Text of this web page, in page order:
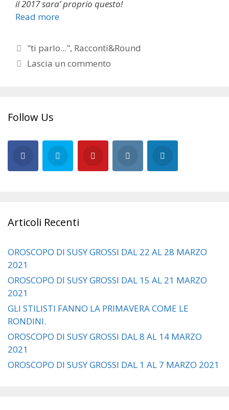
il 2017 sara’ proprio questo!
Read more
Categorie
"ti parlo...", Racconti&Round
Lascia un commento
Follow Us
Articoli Recenti
OROSCOPO DI SUSY GROSSI DAL 22 AL 28 MARZO
2021
OROSCOPO DI SUSY GROSSI DAL 15 AL 21 MARZO
2021
GLI STILISTI FANNO LA PRIMAVERA COME LE
RONDINI.
OROSCOPO DI SUSY GROSSI DAL 8 AL 14 MARZO
2021
OROSCOPO DI SUSY GROSSI DAL 1 AL 7 MARZO 2021